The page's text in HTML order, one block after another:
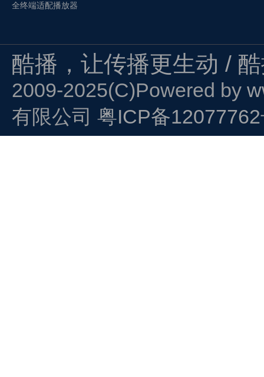
全终端适配播放器
酷播，让传播更生动 /
2009-2025(C)Powered by
有限公司 粤ICP备